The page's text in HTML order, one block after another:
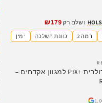
ושלם רק ₪179
רמה 2 כוונת השלכה ימין
ערכת הסבה מודולרית +PIX למגוון אקדחים –